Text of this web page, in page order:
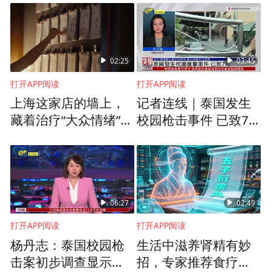
部注射肉毒素是国内外公认的首选治疗方
法，安全有效，定期治疗可良好控制症状。
（通讯员 吴琼欢 王璐）
（免责声明：此文内容为本网站刊发或转载企业宣传资讯，仅代表作者个人观
点，与本网无关。仅供读者参考，并请自行核实相关内容。）
02:25
打开APP阅读
上海这家店的墙上，
藏着治疗“大众情绪”的
03:45
打开APP阅读
记者连线｜泰国发生
校园枪击事件 已致7
06:27
打开APP阅读
杨丹志：泰国校园枪
击案初步调查显示枪
02:49
打开APP阅读
生活中滋养肾精有妙
招，专家推荐食疗茶